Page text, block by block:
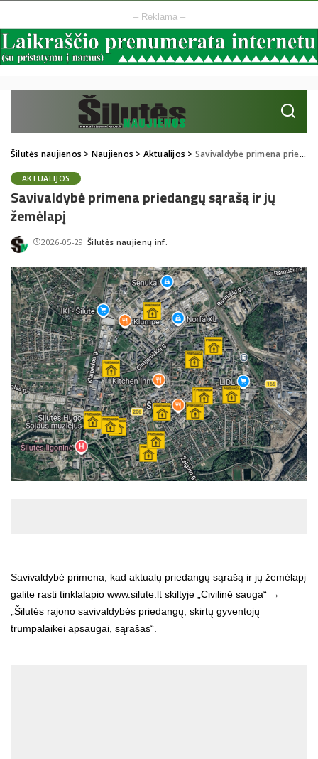
– Reklama –
Šilutės naujienos > Naujienos > Aktualijos > Savivaldybė primena priedangų sąrašą ir jų žemėlapį
AKTUALIJOS
Savivaldybė primena priedangų sąrašą ir jų
žemėlapį
2026-05-29Posted
Šilutės naujienų inf.
Savivaldybė primena, kad aktualų priedangų sąrašą ir jų žemėlapį
galite rasti tinklalapio www.silute.lt skiltyje „Civilinė sauga“ →
„Šilutės rajono savivaldybės priedangų, skirtų gyventojų
trumpalaikei apsaugai, sąrašas“.